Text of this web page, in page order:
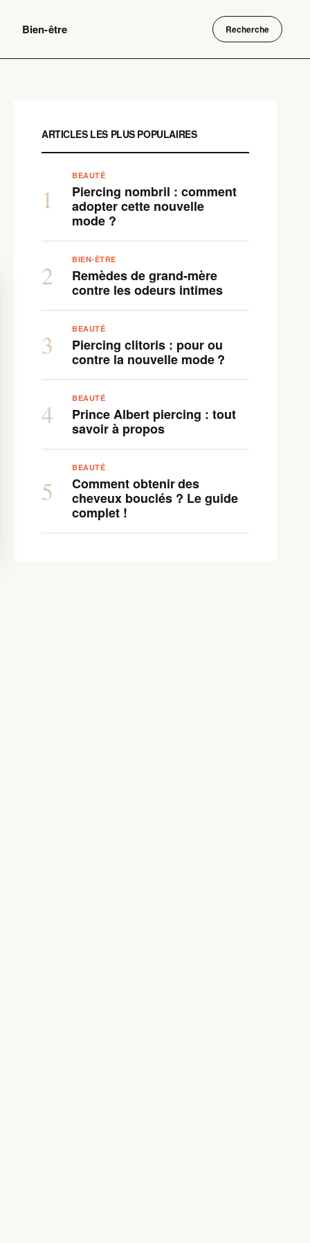
Bien-être Recherche
ARTICLES LES PLUS POPULAIRES
1
BEAUTÉ
Piercing nombril : comment
adopter cette nouvelle
mode ?
2
BIEN-ÊTRE
Remèdes de grand-mère
contre les odeurs intimes
3
BEAUTÉ
Piercing clitoris : pour ou
contre la nouvelle mode ?
4
BEAUTÉ
Prince Albert piercing : tout
savoir à propos
5
BEAUTÉ
Comment obtenir des
cheveux bouclés ? Le guide
complet !